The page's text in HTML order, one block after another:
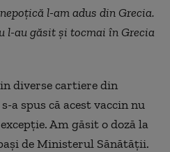
l-am adus din Grecia.
l-au găsit şi tocmai în Grecia
diverse cartiere din
a spus că acest vaccin nu
Am găsit o doză la
de Ministerul Sănătăţii.